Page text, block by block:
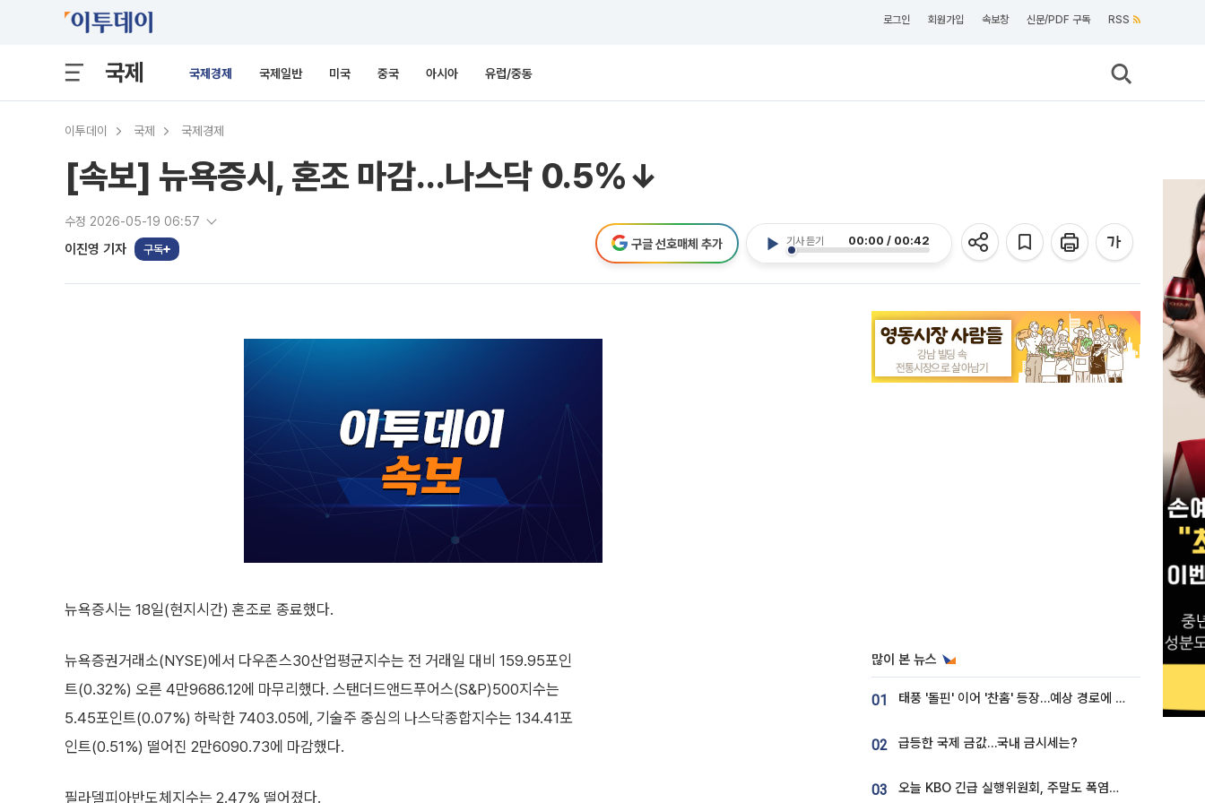
로그인 회원가입 속보창 신문/PDF 구독 RSS
국제 국제경제 국제일반 미국 중국 아시아 유럽/중동
이투데이 국제 국제경제
[속보] 뉴욕증시, 혼조 마감…나스닥 0.5%↓
수정 2026-05-19 06:57
이진영 기자 구독
기사 듣기 00:00 / 00:42
구글 선호매체 추가
뉴욕증시는 18일(현지시간) 혼조로 종료했다.
뉴욕증권거래소(NYSE)에서 다우존스30산업평균지수는 전 거래일 대비 159.95포인
트(0.32%) 오른 4만9686.12에 마무리했다. 스탠더드앤드푸어스(S&P)500지수는
5.45포인트(0.07%) 하락한 7403.05에, 기술주 중심의 나스닥종합지수는 134.41포
인트(0.51%) 떨어진 2만6090.73에 마감했다.
필라델피아반도체지수는 2.47% 떨어졌다.
많이 본 뉴스
01 태풍 '돌핀' 이어 '찬홈' 등장…예상 경로에 한국 '한숨'
02 급등한 국제 금값…국내 금시세는?
03 오늘 KBO 긴급 실행위원회, 주말도 폭염취소 될까